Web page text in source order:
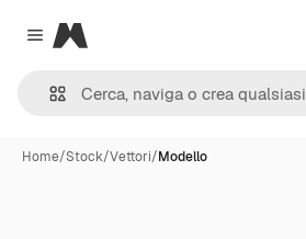
Close menu
Magnific
Home/Stock/Vettori/Modello